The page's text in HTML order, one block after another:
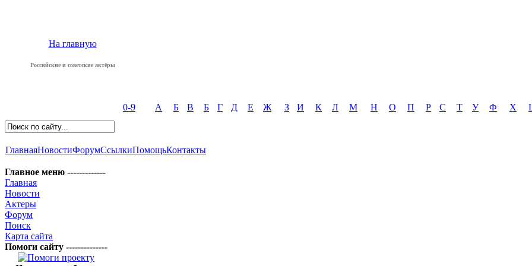
На главную
Российские и советские актёры
0-9 А Б В Б Г Д Е Ж З И К Л М Н О П Р С Т У Ф Х
ГлавнаяНовостиФорумСсылкиПомощьКонтакты
Главное меню -------------
Главная
Новости
Актеры
Форум
Поиск
Карта сайта
Помоги сайту --------------